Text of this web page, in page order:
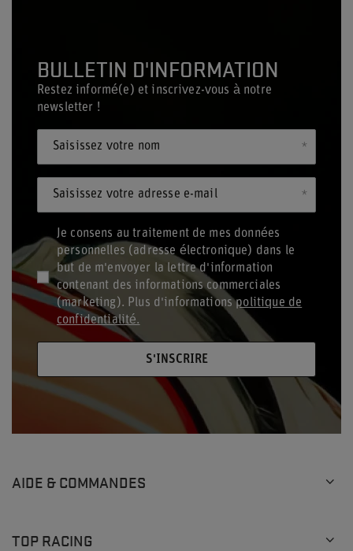
BULLETIN D'INFORMATION
Restez informé(e) et inscrivez-vous à notre
newsletter !
Saisissez votre nom
Saisissez votre adresse e-mail
Je consens au traitement de mes données
personnelles (adresse électronique) dans le
but de m'envoyer la lettre d'information
contenant des informations commerciales
(marketing). Plus d'informationspolitique de
confidentialité.
S'INSCRIRE
AIDE & COMMANDES
TOP RACING